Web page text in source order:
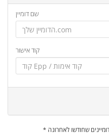
שם דומיין
קוד אישור
שחודשו לאחרונה